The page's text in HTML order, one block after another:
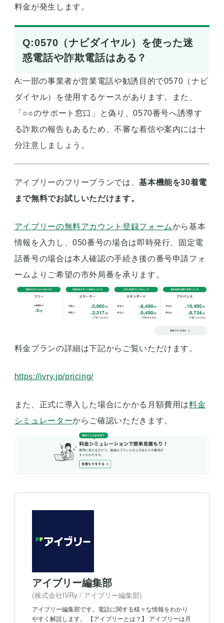
料金が発生します。
Q:0570（ナビダイヤル）を使った迷
惑電話や詐欺電話はある？
A:一部の事業者が営業電話や勧誘目的で0570（ナビ
ダイヤル）を使用するケースがあります。また、
「○○のサポート窓口」と偽り、0570番号へ誘導す
る詐欺の報告もあるため、不審な着信や案内には十
分注意しましょう。
アイブリーのフリープランでは、基本機能を30着電
まで無料でお試しいただけます。
アイブリーの無料アカウント登録フォームから基本
情報を入力し、050番号の場合は即時発行、固定電
話番号の場合は本人確認の手続き後の番号申請フォ
ームよりご希望の市外局番を承ります。
料金プランの詳細は下記からご覧いただけます。
https://ivry.jp/pricing/
また、正式に導入した場合にかかる月額費用は料金
シミュレーターからご確認いただきます。
アイブリー編集部
(株式会社IVRy / アイブリー編集部)
アイブリー編集部です。電話に関する様々な情報をわかり
やすく解説します。 【アイブリーとは？】 アイブリーは月